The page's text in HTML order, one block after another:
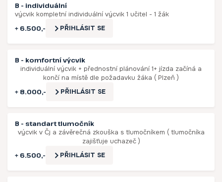
B - individuální
výcvik kompletní individuální výcvik 1 učitel - 1 žák
+ 6.500,- PŘIHLÁSIT SE
B - komfortní výcvik
individuální výcvik + přednostní plánování 1+ jízda začíná a
končí na místě dle požadavku žáka ( Plzeň )
+ 8.000,- PŘIHLÁSIT SE
B - standart tlumočník
výcvik v Čj a závěrečná zkouška s tlumočníkem ( tlumočníka
zajišťuje uchazeč )
+ 6.500,- PŘIHLÁSIT SE